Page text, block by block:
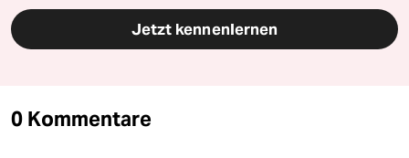
Jetzt kennenlernen
0 Kommentare